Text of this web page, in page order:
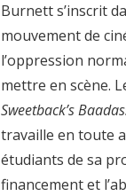
Burnett s’inscrit
mouvement de
l’oppression
mettre en scène.
Sweetback’s
travaille en toute
étudiants de sa
financement et